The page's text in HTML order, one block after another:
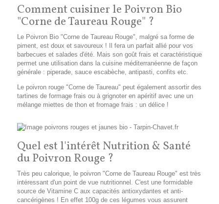
Comment cuisiner le Poivron Bio
"Corne de Taureau Rouge" ?
Le Poivron Bio "Corne de Taureau Rouge", malgré sa forme de
piment, est doux et savoureux ! Il fera un parfait allié pour vos
barbecues et salades d'été. Mais son goût frais et caractéristique
permet une utilisation dans la cuisine méditerranéenne de façon
générale : piperade, sauce escabèche, antipasti, confits etc.
Le poivron rouge "Corne de Taureau" peut également assortir des
tartines de formage frais ou à grignoter en apéritif avec une un
mélange miettes de thon et fromage frais : un délice !
Quel est l'intérêt Nutrition & Santé
du Poivron Rouge ?
Très peu calorique, le poivron "Corne de Taureau Rouge" est très
intéressant d'un point de vue nutritionnel. C'est une formidable
source de Vitamine C aux capacités antioxydantes et anti-
cancérigènes ! En effet 100g de ces légumes vous assurent